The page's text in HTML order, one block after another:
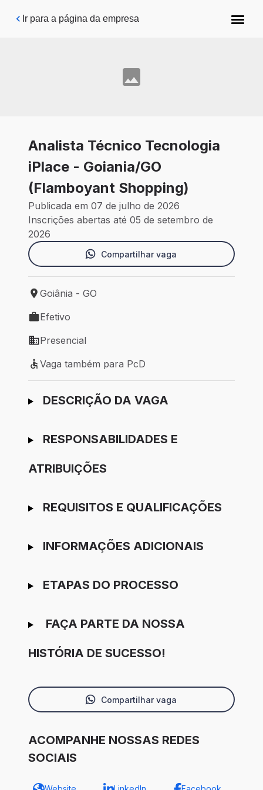
Pular para o conteúdo principal
Ir para a página da empresa
Analista Técnico Tecnologia
iPlace - Goiania/GO
(Flamboyant Shopping)
Publicada em 07 de julho de 2026
Inscrições abertas até 05 de setembro de
2026
Compartilhar vaga
Local de trabalho: Goiânia - GO
Goiânia - GO
Tipo de vaga: Efetivo
Efetivo
Modelo de trabalho: Presencial
Presencial
Vaga também para PcD
Vaga também para PcD
Ir para candidatura
DESCRIÇÃO DA VAGA
RESPONSABILIDADES E
ATRIBUIÇÕES
REQUISITOS E QUALIFICAÇÕES
INFORMAÇÕES ADICIONAIS
ETAPAS DO PROCESSO
FAÇA PARTE DA NOSSA
HISTÓRIA DE SUCESSO!
Compartilhar vaga
ACOMPANHE NOSSAS REDES
SOCIAIS